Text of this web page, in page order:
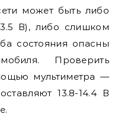
может быть либо
В), либо слишком
состояния опасны
Проверить
мультиметра —
13.8-14.4 В